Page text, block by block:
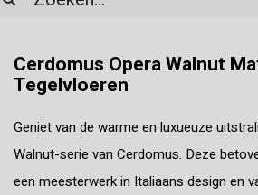
Cerdomus Opera Walnut
Tegelvloeren
Geniet van de warme en luxueuze
Walnut-serie van Cerdomus. Deze
een meesterwerk in Italiaans design en